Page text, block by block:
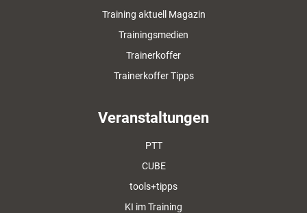
Training aktuell Magazin
Trainingsmedien
Trainerkoffer
Trainerkoffer Tipps
Veranstaltungen
PTT
CUBE
tools+tipps
KI im Training